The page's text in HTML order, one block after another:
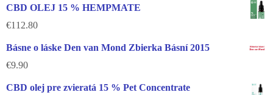
CBD OLEJ 15 % HEMPMATE
€112.80
Básne o láske Den van Mond Zbierka Básní 2015
€9.90
CBD olej pre zvieratá 15 % Pet Concentrate